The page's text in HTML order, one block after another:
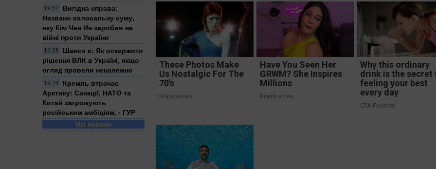
19:52
Вигідна справа:
Названо колосальну суму,
яку Кім Чен Ин заробив на
війні проти України
19:38
Шанси є: Як оскаржити
рішення ВЛК в Україні, якщо
огляд провели неналежно
19:24
Кремль втрачає
Арктику: Санкції, НАТО та
Китай загрожують
російським амбіціям, - ГУР
Всі новини
These Photos Make
Us Nostalgic For The
70's
Brainberries
Have You Seen Her
GRWM? She Inspires
Millions
Brainberries
Why this ordinary
drink is the secret
feeling your best
every day
CTA Favorite